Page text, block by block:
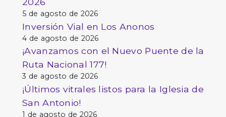
5 de agosto de 2026
Inversión Vial en Los Anonos
4 de agosto de 2026
¡Avanzamos con el Nuevo Puente de la
Ruta Nacional 177!
3 de agosto de 2026
¡Últimos vitrales listos para la Iglesia de
San Antonio!
1 de agosto de 2026